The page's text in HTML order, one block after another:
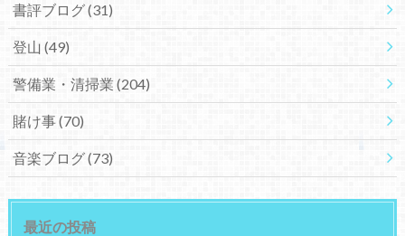
書評ブログ(31)
登山 (49)
警備業・清掃業 (204)
賭け事(70)
音楽ブログ(73)
最近の投稿